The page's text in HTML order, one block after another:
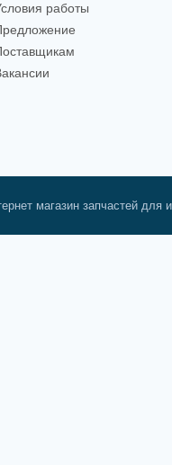
работы
магазин запчастей для